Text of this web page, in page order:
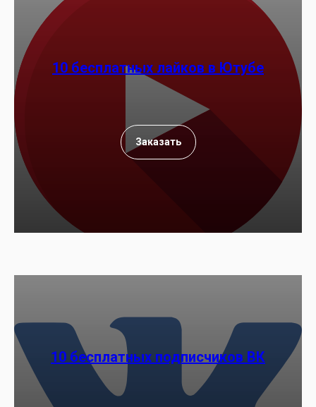
10 бесплатных лайков в Ютубе
Заказать
10 бесплатных подписчиков ВК